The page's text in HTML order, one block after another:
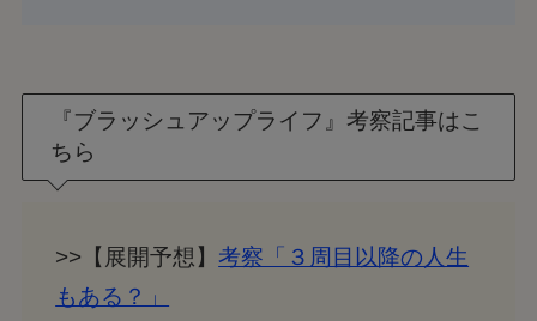
『ブラッシュアップライフ』考察記事はこ
ちら
>>【展開予想】考察「３周目以降の人生
もある？」